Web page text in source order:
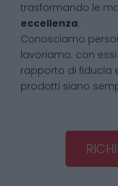
trasformando le
eccellenza.
Conosciamo
lavoriamo: con
rapporto di fiducia
prodotti siano